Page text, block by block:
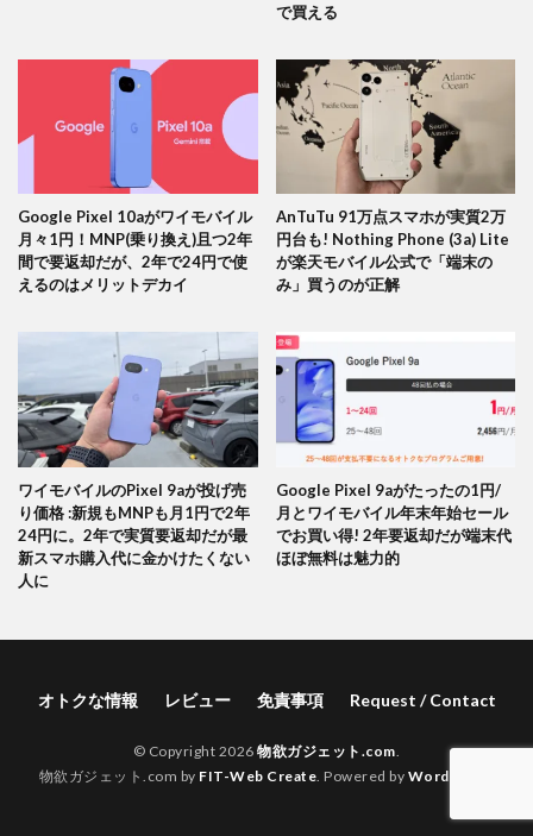
で買える
Google Pixel 10aがワイモバイル
月々1円！MNP(乗り換え)且つ2年
間で要返却だが、2年で24円で使
えるのはメリットデカイ
AnTuTu 91万点スマホが実質2万
円台も! Nothing Phone (3a) Lite
が楽天モバイル公式で「端末の
み」買うのが正解
ワイモバイルのPixel 9aが投げ売
り価格 :新規もMNPも月1円で2年
24円に。2年で実質要返却だが最
新スマホ購入代に金かけたくない
人に
Google Pixel 9aがたったの1円/
月とワイモバイル年末年始セール
でお買い得! 2年要返却だが端末代
ほぼ無料は魅力的
オトクな情報 レビュー 免責事項 Request / Contact
© Copyright 2026物欲ガジェット.com
物欲ガジェット.com by FIT-Web Create . Powered by WordPress